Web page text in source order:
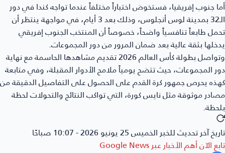
أما جنوب إفريقيا، فستخوض اختباراً مختلفاً عندما تواجه كندا في دور
الـ32 بمدينة لوس أنجلوس، وذلك بعد 3 أيام، في مواجهة ينتظر أن
تحمل طابعاً تنافسياً واضحاً، خصوصاً أن المنتخب الجنوب إفريقي
يدخلها بثقة عالية بعد ضمان المرور من دور المجموعات.
وتواصل بطولة كأس العالم 2026 تقديم مشاهدها الحاسمة مع نهاية
دور المجموعات، حيث تتضح يومياً ملامح الأدوار المقبلة، وفي متابعة
كهذه يحرص جمهور كرة القدم على الحصول على التفاصيل الدقيقة من
مصادر موثوقة مثل نايس كورة، التي تواكب النتائج والتحولات لحظة
بلحظة.
تاريخ آخر تحديث للخبرالخميس 25 يونيو 2026 - 10:07 صباحًا
تابع الآن أهم الأخبار عبرGoogle News